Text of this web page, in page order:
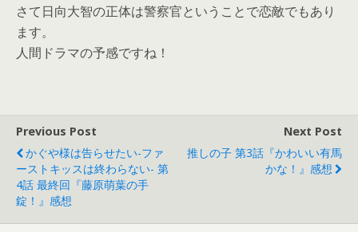
さて日向大智の正体は警察官ということで恋敵でもあり
ます。
人間ドラマの予感ですね！
Previous Post
かぐや様は告らせたい-ファ
ーストキッスは終わらない- 第
4話 最終回『藤原萌葉の手
錠！』感想
Next Post
推しの子 第3話『かわいい有馬
かな！』感想